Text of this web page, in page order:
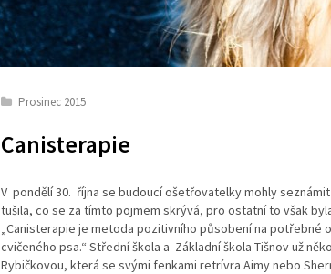
Prosinec 2015
Canisterapie
V pondělí 30. října se budoucí ošetřovatelky mohly
tušila, co se za tímto pojmem skrývá, pro ostatní to však
„Canisterapie je metoda pozitivního působení na potřebné
cvičeného psa.“ Střední škola a Základní škola Tišnov už
Rybičkovou, která se svými fenkami retrívra Aimy nebo